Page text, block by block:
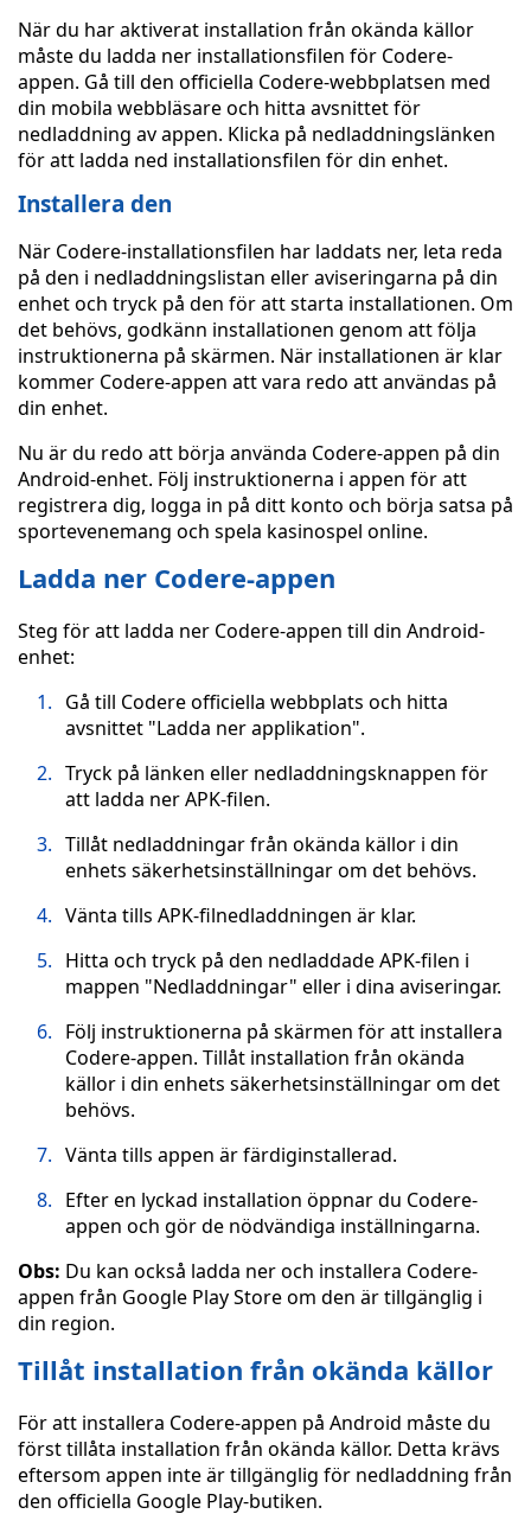
När du har aktiverat installation från okända källor
måste du ladda ner installationsfilen för Codere-
appen. Gå till den officiella Codere-webbplatsen med
din mobila webbläsare och hitta avsnittet för
nedladdning av appen. Klicka på nedladdningslänken
för att ladda ned installationsfilen för din enhet.
Installera den
När Codere-installationsfilen har laddats ner, leta reda
på den i nedladdningslistan eller aviseringarna på din
enhet och tryck på den för att starta installationen. Om
det behövs, godkänn installationen genom att följa
instruktionerna på skärmen. När installationen är klar
kommer Codere-appen att vara redo att användas på
din enhet.
Nu är du redo att börja använda Codere-appen på din
Android-enhet. Följ instruktionerna i appen för att
registrera dig, logga in på ditt konto och börja satsa på
sportevenemang och spela kasinospel online.
Ladda ner Codere-appen
Steg för att ladda ner Codere-appen till din Android-
enhet:
Gå till Codere officiella webbplats och hitta
avsnittet "Ladda ner applikation".
Tryck på länken eller nedladdningsknappen för
att ladda ner APK-filen.
Tillåt nedladdningar från okända källor i din
enhets säkerhetsinställningar om det behövs.
Vänta tills APK-filnedladdningen är klar.
Hitta och tryck på den nedladdade APK-filen i
mappen "Nedladdningar" eller i dina aviseringar.
Följ instruktionerna på skärmen för att installera
Codere-appen. Tillåt installation från okända
källor i din enhets säkerhetsinställningar om det
behövs.
Vänta tills appen är färdiginstallerad.
Efter en lyckad installation öppnar du Codere-
appen och gör de nödvändiga inställningarna.
Obs: Du kan också ladda ner och installera Codere-
appen från Google Play Store om den är tillgänglig i
din region.
Tillåt installation från okända källor
För att installera Codere-appen på Android måste du
först tillåta installation från okända källor. Detta krävs
eftersom appen inte är tillgänglig för nedladdning från
den officiella Google Play-butiken.